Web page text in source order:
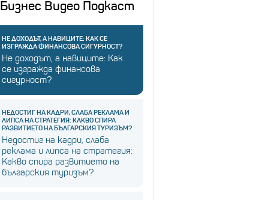
Бизнес Видео Подкаст
НЕ ДОХОДЪТ, А НАВИЦИТЕ: КАК СЕ
ИЗГРАЖДА ФИНАНСОВА СИГУРНОСТ?
Не доходът, а навиците: Как
се изгражда финансова
сигурност?
НЕДОСТИГ НА КАДРИ, СЛАБА РЕКЛАМА И
ЛИПСА НА СТРАТЕГИЯ: КАКВО СПИРА
РАЗВИТИЕТО НА БЪЛГАРСКИЯ ТУРИЗЪМ?
Недостиг на кадри, слаба
реклама и липса на стратегия:
Какво спира развитието на
българския туризъм?